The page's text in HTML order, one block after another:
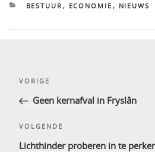
CATEGORIEËN
BESTUUR , ECONOMIE , NIEUWS
Vorig
bericht
VORIGE
Geen kernafval in Fryslân
Volgend
bericht
VOLGENDE
Lichthinder proberen in te